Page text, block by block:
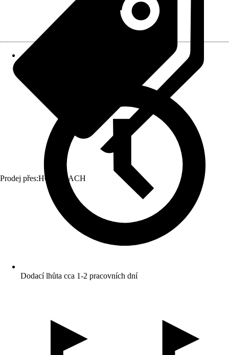
Prodej přes:HORNBACH
Dodací lhůta cca 1-2 pracovních dní